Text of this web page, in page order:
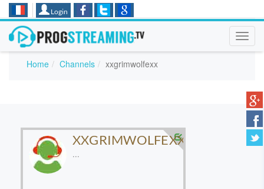
Login
Home Channels xxgrimwolfexx
XXGRIMWOLFEXX
...